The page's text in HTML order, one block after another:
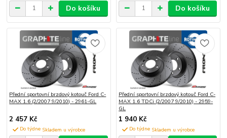
Do košíku Do košíku
Přední sportovní brzdový kotouč Ford C-
MAX 1.6 (2/2007 9/2010) - 2961-GL
2 457 Kč
Do týdne
Přední sportovní brzdový kotouč Ford C-
MAX 1.6 TDCi (2/2007 9/2010) - 2959-
GL
1 940 Kč
Do týdne